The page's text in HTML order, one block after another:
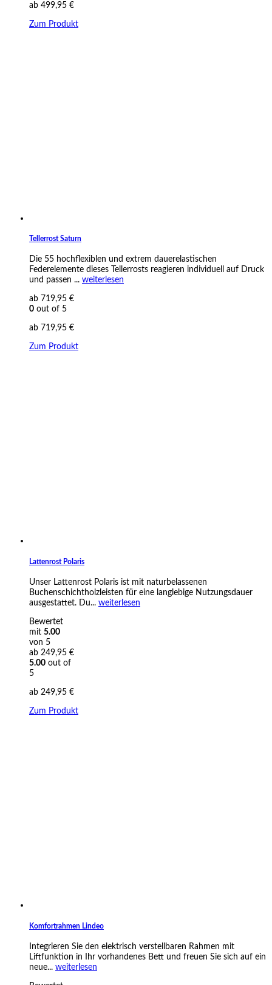
ab 499,95 €
Zum Produkt
Tellerrost Saturn
Die 55 hochflexiblen und extrem dauerelastischen
Federelemente dieses Tellerrosts reagieren individuell auf Druck
und passen ... weiterlesen
ab 719,95 €
0 out of 5
ab 719,95 €
Zum Produkt
Lattenrost Polaris
Unser Lattenrost Polaris ist mit naturbelassenen
Buchenschichtholzleisten für eine langlebige Nutzungsdauer
ausgestattet. Du... weiterlesen
Bewertet
mit 5.00
von 5
ab 249,95 €
5.00 out of
5
ab 249,95 €
Zum Produkt
Komfortrahmen Lindeo
Integrieren Sie den elektrisch verstellbaren Rahmen mit
Liftfunktion in Ihr vorhandenes Bett und freuen Sie sich auf ein
neue... weiterlesen